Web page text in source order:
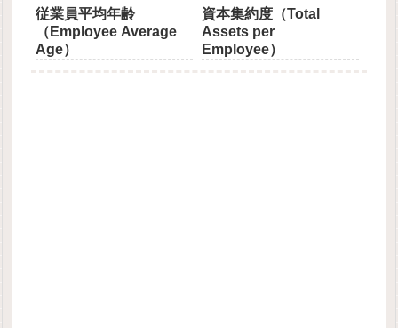
従業員平均年齢
（Employee Average
Age）
資本集約度（Total
Assets per
Employee）